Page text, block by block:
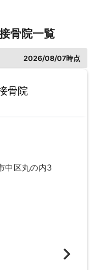
骨院一覧
2026/08/07時点
骨院
中区丸の内3